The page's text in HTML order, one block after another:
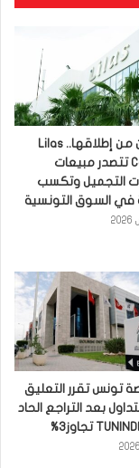
بعد عامين من إطلاقها.. Lilas
Cosmetics تتصدر مبيعات
التجميل وتكسب
في السوق التونسية
تونس تقرر التعليق
بعد التراجع الحاد